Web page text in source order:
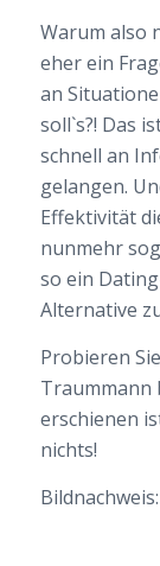
Warum also
eher ein
an
soll`s?! Das
schnell an
gelangen.
Effektivität
nunmehr
so ein
Alternative
Probieren
Traummann
erschienen
nichts!